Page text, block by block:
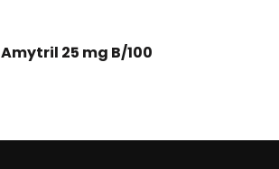
Amytril 25 mg B/100